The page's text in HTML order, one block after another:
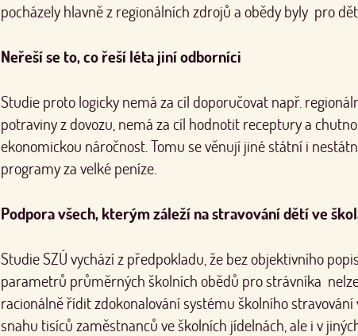
pocházely hlavně z regionálních zdrojů a obědy byly pro
Neřeší se to, co řeší léta jiní odborníci
Studie proto logicky nemá za cíl doporučovat např.
potraviny z dovozu, nemá za cíl hodnotit receptury a
ekonomickou náročnost. Tomu se věnují jiné státní i
programy za velké peníze.
Podpora všech, kterým záleží na stravování dětí ve
Studie SZÚ vychází z předpokladu, že bez objektivního
parametrů průměrných školních obědů pro strávníka
racionálně řídit zdokonalování systému školního stravování
snahu tisíců zaměstnanců ve školních jídelnách, ale i v